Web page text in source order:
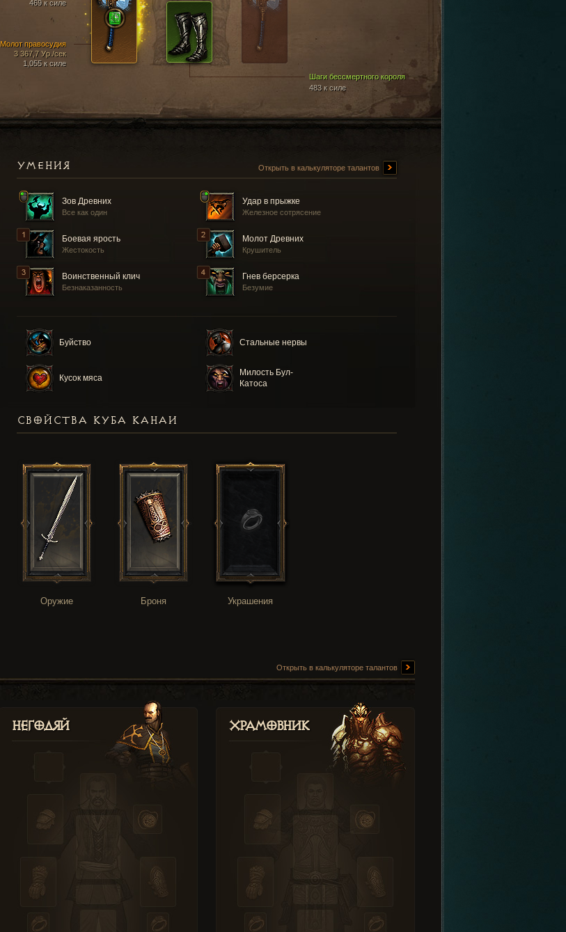
Шаги бессмертного короля
483 к силе
469 к силе
Молот правосудия
3 367,7 Ур./сек
1,055 к силе
УМЕНИЯ Открыть в калькуляторе талантов
Зов Древних
Все как один
Удар в прыжке
Железное сотрясение
Боевая ярость
Жестокость
Молот Древних
Крушитель
Воинственный клич
Безнаказанность
Гнев берсерка
Безумие
Буйство Стальные нервы
Кусок мяса
Милость Бул-
Катоса
СВОЙСТВА КУБА КАНАИ
Оружие Броня Украшения
Открыть в калькуляторе талантов
Негодяй Храмовник